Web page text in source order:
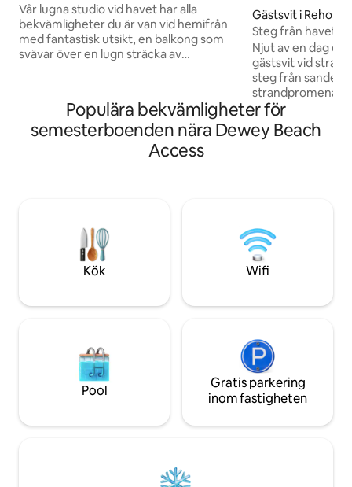
Boardwalk, Pool!
Vår lugna studio vid havet har alla
bekvämligheter du är van vid hemifrån
med fantastisk utsikt, en balkong som
svävar över en lugn sträcka av
åkattraktioner och alla de bästa
maträtterna på strandpromenaden!
Gångavstånd till överallt i stan! Om du vill
våga dig längre bort finns en
cykeluthyrningsbutik bara några dörrar
Park och Lewes.
Gästsvit i
Steg från havet
på Surf Ave.
Njut av en dag
gästsvit vid
steg från sanden
fantastiska
butikerna i
ingång ligger
med 1 queen och
parkeringsplats,
11,5 % skatt läggs
Populära bekvämligheter för
semesterboenden nära Dewey Beach
Access
Kök Wifi
Pool
Gratis parkering
inom fastigheten